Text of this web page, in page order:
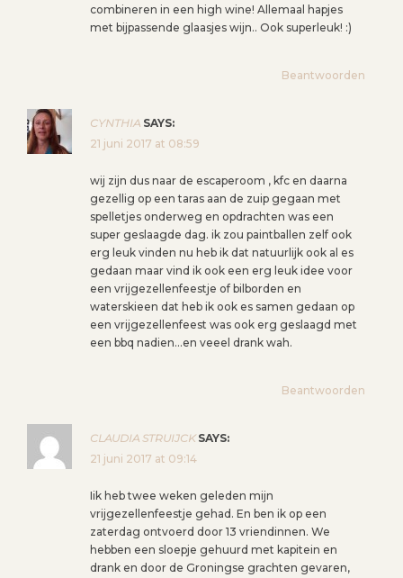
combineren in een high wine! Allemaal hapjes
met bijpassende glaasjes wijn.. Ook superleuk! :)
Beantwoorden
CYNTHIA SAYS:
21 juni 2017 at 08:59
wij zijn dus naar de escaperoom , kfc en daarna
gezellig op een taras aan de zuip gegaan met
spelletjes onderweg en opdrachten was een
super geslaagde dag. ik zou paintballen zelf ook
erg leuk vinden nu heb ik dat natuurlijk ook al es
gedaan maar vind ik ook een erg leuk idee voor
een vrijgezellenfeestje of bilborden en
waterskieen dat heb ik ook es samen gedaan op
een vrijgezellenfeest was ook erg geslaagd met
een bbq nadien…en veeel drank wah.
Beantwoorden
CLAUDIA STRUIJCK SAYS:
21 juni 2017 at 09:14
Iik heb twee weken geleden mijn
vrijgezellenfeestje gehad. En ben ik op een
zaterdag ontvoerd door 13 vriendinnen. We
hebben een sloepje gehuurd met kapitein en
drank en door de Groningse grachten gevaren,